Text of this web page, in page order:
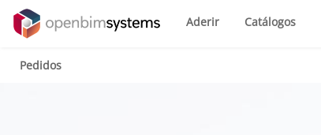
Aderir Catálogos
Pedidos